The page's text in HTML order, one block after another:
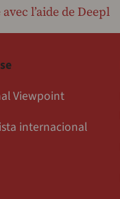
l’aide de Deepl
Viewpoint
internacional